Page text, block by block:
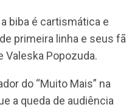
biba é cartismática e
primeira linha e seus fã
Valeska Popozuda.
do “Muito Mais” na
a queda de audiência